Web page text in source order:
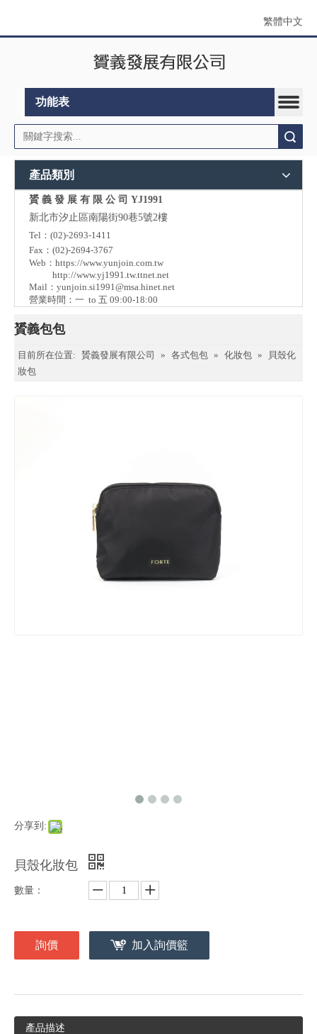
繁體中文
功能表
產品類別
贇 義 發 展 有 限 公 司 YJ1991
新北市汐止區南陽街90巷5號2樓
Tel：(02)-2693-1411
Fax：(02)-2694-3767
Web： https://www.yunjoin.com.tw
http://www.yj1991.tw.ttnet.net
Mail： yunjoin.si1991@msa.hinet.net
營業時間：一 to 五 09:00-18:00
贇義包包
目前所在位置: 贇義發展有限公司 » 各式包包 » 化妝包 »
貝殼化
妝包
分享到:
貝殼化妝包
數量：
詢價 加入詢價籃
產品描述